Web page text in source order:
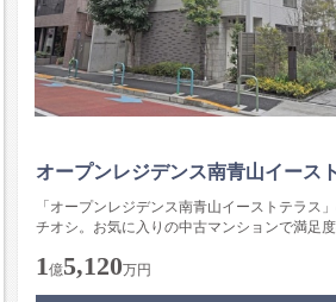
オープンレジデンス南青山イース
「オープンレジデンス南青山イーストテラス
チオシ。お気に入りの中古マンションで満足
1億5,120万円